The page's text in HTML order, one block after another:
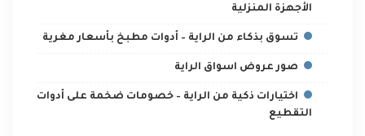
الأجهزة المنزلية
تسوق بذكاء من الراية – أدوات مطبخ بأسعار مغرية
صور عروض اسواق الراية
اختيارات ذكية من الراية – خصومات ضخمة على أدوات
التقطيع